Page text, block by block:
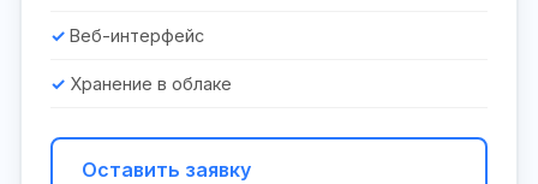
Веб-интерфейс
Хранение в облаке
Оставить заявку